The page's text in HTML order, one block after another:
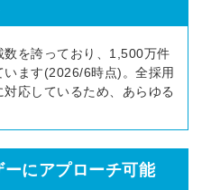
数を誇っており、1,500万件
ます(2026/6時点)。全採用
応しているため、あらゆる
にアプローチ可能